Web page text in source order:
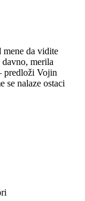
mene da vidite
merila
predloži Vojin
se nalaze ostaci